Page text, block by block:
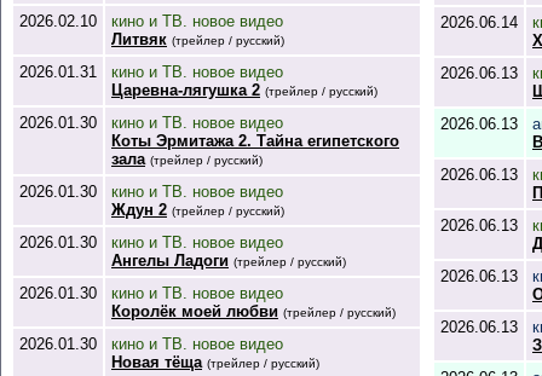
2026.02.10
кино и ТВ. новое видео
Литвяк (трейлер / русский)
2026.01.31
кино и ТВ. новое видео
Царевна-лягушка 2 (трейлер / русский)
2026.01.30
кино и ТВ. новое видео
Коты Эрмитажа 2. Тайна египетского
зала (трейлер / русский)
2026.01.30
кино и ТВ. новое видео
Ждун 2 (трейлер / русский)
2026.01.30
кино и ТВ. новое видео
Ангелы Ладоги (трейлер / русский)
2026.01.30
кино и ТВ. новое видео
Королёк моей любви (трейлер / русский)
2026.01.30
кино и ТВ. новое видео
Новая тёща (трейлер / русский)
2026.06.14
2026.06.13
2026.06.13
2026.06.13
2026.06.13
2026.06.13
2026.06.13